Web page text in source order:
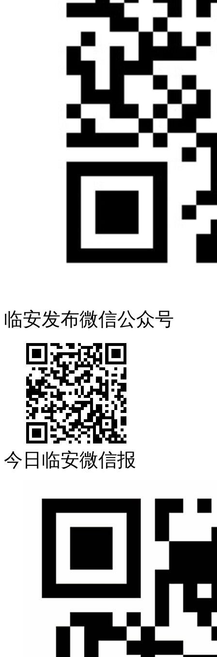
临安发布微信公众号
今日临安微信报